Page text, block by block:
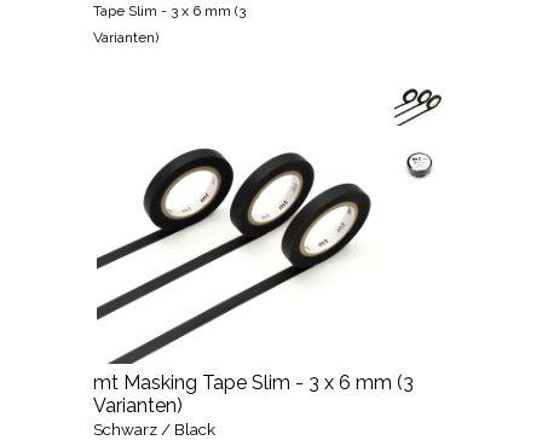
Tape Slim - 3 x 6 mm (3
Varianten)
mt Masking Tape Slim - 3 x 6 mm (3
Varianten)
Schwarz / Black